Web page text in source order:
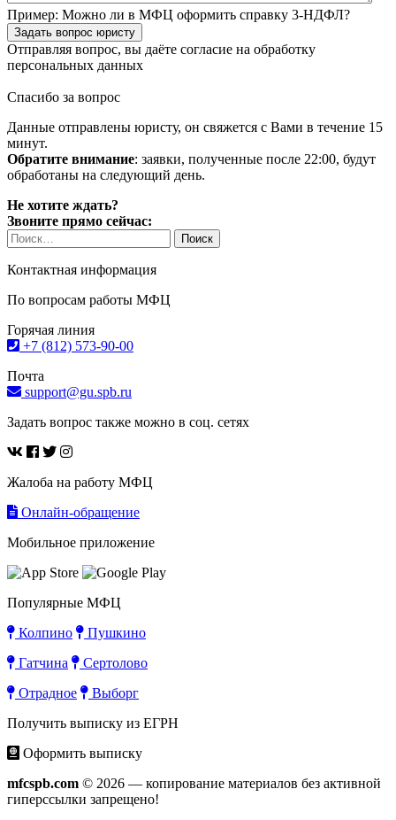
Пример: Можно ли в МФЦ оформить справку 3-НДФЛ?
Задать вопрос юристу
Отправляя вопрос, вы даёте согласие на обработку
персональных данных
Спасибо за вопрос
Данные отправлены юристу, он свяжется с Вами в течение 15
минут.
Обратите внимание: заявки, полученные после 22:00, будут
обработаны на следующий день.
Не хотите ждать?
Звоните прямо сейчас:
Найти:
Контактная информация
По вопросам работы МФЦ
Горячая линия
+7 (812) 573-90-00
Почта
support@gu.spb.ru
Задать вопрос также можно в соц. сетях
Жалоба на работу МФЦ
Онлайн-обращение
Мобильное приложение
Популярные МФЦ
Колпино
Пушкино
Гатчина
Сертолово
Отрадное
Выборг
Получить выписку из ЕГРН
Оформить выписку
mfcspb.com © 2026 — копирование материалов без активной
гиперссылки запрещено!